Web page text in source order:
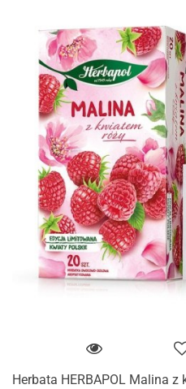
Herbata HERBAPOL Malina